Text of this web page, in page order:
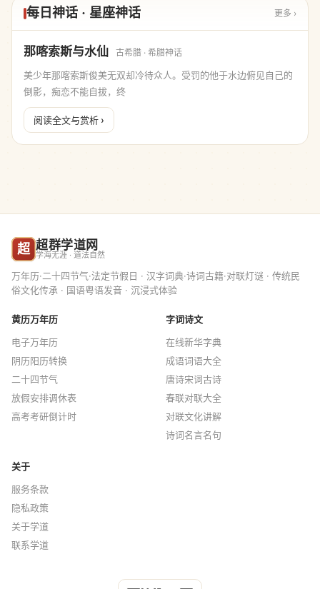
每日神话 · 星座神话 更多 ›
那喀索斯与水仙 古希腊 · 希腊神话
美少年那喀索斯俊美无双却冷待众人。受罚的他于水边俯见自己的
倒影，痴恋不能自拔，终
阅读全文与赏析 ›
超 超群学道网
学海无涯 · 道法自然
万年历·二十四节气·法定节假日 · 汉字词典·诗词古籍·对联灯谜 · 传统民
俗文化传承 · 国语粤语发音 · 沉浸式体验
黄历万年历
电子万年历
阴历阳历转换
二十四节气
放假安排调休表
高考考研倒计时
字词诗文
在线新华字典
成语词语大全
唐诗宋词古诗
春联对联大全
对联文化讲解
诗词名言名句
关于
服务条款
隐私政策
关于学道
联系学道